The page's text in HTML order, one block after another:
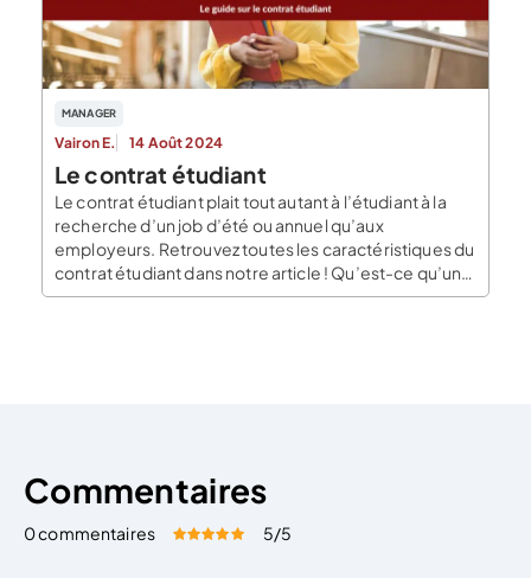
MANAGER
Vairon E. 14 Août 2024
Le contrat étudiant
Le contrat étudiant plait tout autant à l’étudiant à la
recherche d’un job d’été ou annuel qu’aux
employeurs. Retrouvez toutes les caractéristiques du
contrat étudiant dans notre article ! Qu’est-ce qu’un
contrat étudiant ? Rédiger un contrat de travail pour
Commentaires
0 commentaires Évaluez cet article:
5/5